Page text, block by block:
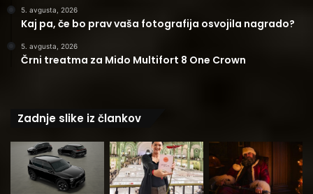
5. avgusta, 2026
Kaj pa, če bo prav vaša fotografija osvojila nagrado?
5. avgusta, 2026
Črni treatma za Mido Multifort 8 One Crown
Zadnje slike iz člankov